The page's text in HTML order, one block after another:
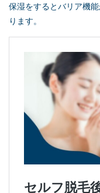
保湿をするとバリア機
ります。